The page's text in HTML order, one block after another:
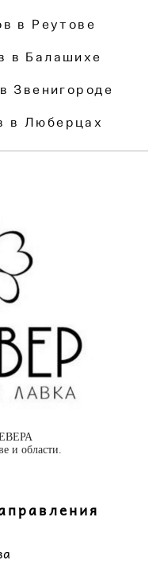
в Реутове
в Балашихе
Звенигороде
в Люберцах
и области.